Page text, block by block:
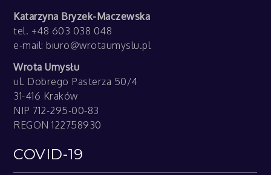
Katarzyna Bryzek-Maczewska
tel. +48 603 038 048
e-mail: biuro@wrotaumyslu.pl
Wrota Umysłu
ul. Dobrego Pasterza 50/4
31-416 Kraków
NIP 712-295-00-83
REGON 122758930
COVID-19